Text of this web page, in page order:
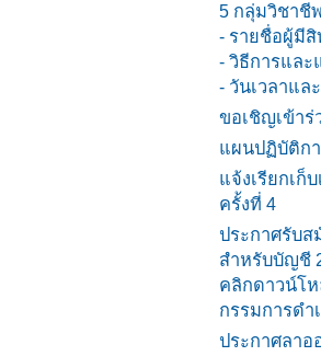
5 กลุ่มวิชาชี
- รายชื่อผู้มี
- วิธีการแล
- วันเวลาแล
ขอเชิญเข้า
แผนปฏิบัติกา
แจ้งเรียกเก็
ครั้งที่ 4
ประกาศรับส
สำหรับบัญชี
คลิกดาวน์โห
กรรมการดำ
ประกาศลาอ